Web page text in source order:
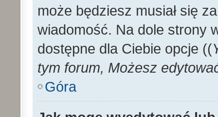
może będziesz musiał się
wiadomość. Na dole strony
dostępne dla Ciebie opcje ((
tym forum, Możesz
Góra